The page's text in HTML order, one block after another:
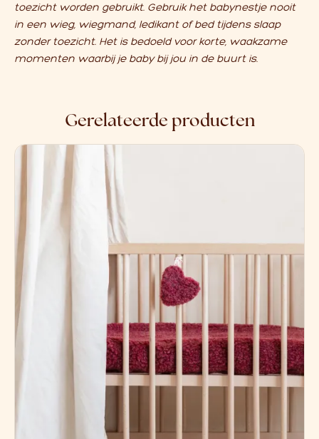
toezicht worden gebruikt. Gebruik het babynestje nooit
in een wieg, wiegmand, ledikant of bed tijdens slaap
zonder toezicht. Het is bedoeld voor korte, waakzame
momenten waarbij je baby bij jou in de buurt is.
Gerelateerde producten